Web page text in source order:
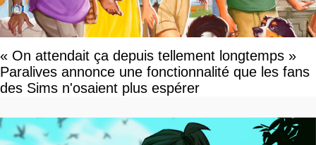
« On attendait ça depuis tellement longtemps »
Paralives annonce une fonctionnalité que les fans
des Sims n'osaient plus espérer